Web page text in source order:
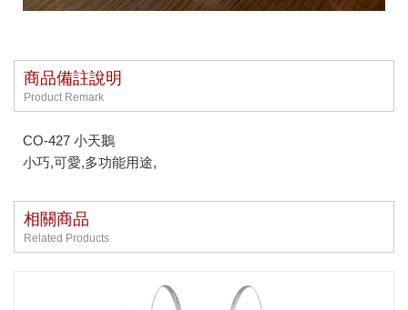
商品備註說明
Product Remark
CO-427 小天鵝
小巧,可愛,多功能用途,
相關商品
Related Products